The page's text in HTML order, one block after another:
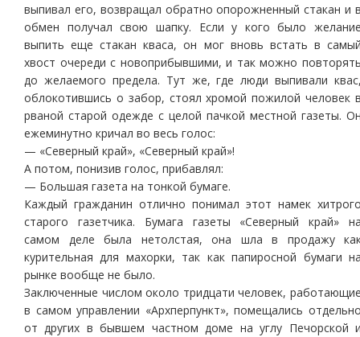
выпивал его, возвращал обратно опорожненный стакан и
обмен получал свою шапку. Если у кого было
выпить еще стакан кваса, он мог вновь встать в
хвост очереди с новоприбывшими, и так можно
до желаемого предела. Тут же, где люди выпивали
облокотившись о забор, стоял хромой пожилой человек
рваной старой одежде с целой пачкой местной газеты.
ежеминутно кричал во весь голос:
— «Северный край», «Северный край»!
А потом, понизив голос, прибавлял:
— Большая газета на тонкой бумаге.
Каждый гражданин отлично понимал этот намек
старого газетчика. Бумага газеты «Северный край»
самом деле была нетолстая, она шла в продажу
курительная для махорки, так как папиросной бумаги
рынке вообще не было.
Заключенные числом около тридцати человек,
в самом управлении «Архперпункт», помещались
от других в бывшем частном доме на углу Печорской